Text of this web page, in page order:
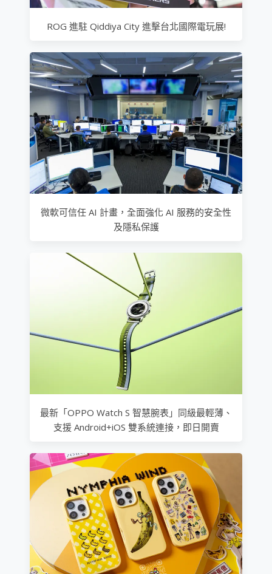
ROG 進駐 Qiddiya City 進擊台北國際電玩展!
微軟可信任 AI 計畫，全面強化 AI 服務的安全性
及隱私保護
最新「OPPO Watch S 智慧腕表」同級最輕薄、
支援 Android+iOS 雙系統連接，即日開賣